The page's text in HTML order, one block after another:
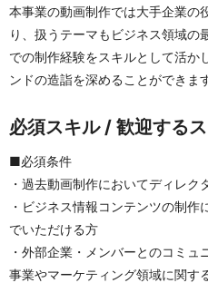
本事業の動画制作では大手企業の
り、扱うテーマもビジネス領域の
での制作経験をスキルとして活か
ンドの造詣を深めることができます
必須スキル / 歓迎する
■必須条件
・過去動画制作においてディレク
・ビジネス情報コンテンツの制
でいただける方
・外部企業・メンバーとのコミ
事業やマーケティング領域に関す